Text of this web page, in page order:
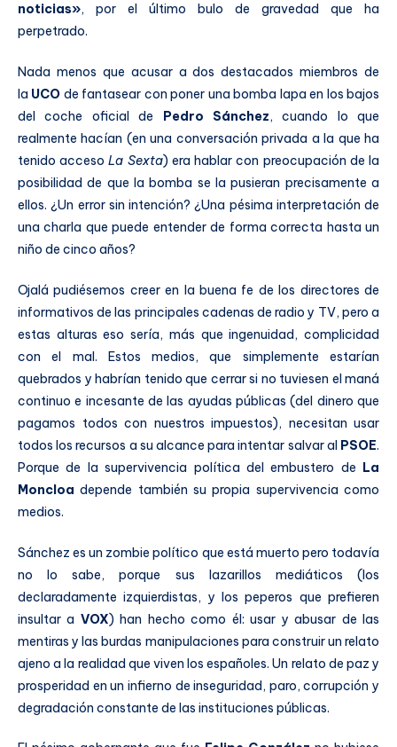
noticias», por el último bulo de gravedad que ha
perpetrado.
Nada menos que acusar a dos destacados miembros de
la UCO de fantasear con poner una bomba lapa en los bajos
del coche oficial de Pedro Sánchez, cuando lo que
realmente hacían (en una conversación privada a la que ha
tenido accesoLa Sexta) era hablar con preocupación de la
posibilidad de que la bomba se la pusieran precisamente a
ellos. ¿Un error sin intención? ¿Una pésima interpretación de
una charla que puede entender de forma correcta hasta un
niño de cinco años?
Ojalá pudiésemos creer en la buena fe de los directores de
informativos de las principales cadenas de radio y TV, pero a
estas alturas eso sería, más que ingenuidad, complicidad
con el mal. Estos medios, que simplemente estarían
quebrados y habrían tenido que cerrar si no tuviesen el maná
continuo e incesante de las ayudas públicas (del dinero que
pagamos todos con nuestros impuestos), necesitan usar
todos los recursos a su alcance para intentar salvar al PSOE.
Porque de la supervivencia política del embustero de La
Moncloa depende también su propia supervivencia como
medios.
Sánchez es un zombie político que está muerto pero todavía
no lo sabe, porque sus lazarillos mediáticos (los
declaradamente izquierdistas, y los peperos que prefieren
insultar a VOX) han hecho como él: usar y abusar de las
mentiras y las burdas manipulaciones para construir un relato
ajeno a la realidad que viven los españoles. Un relato de paz y
prosperidad en un infierno de inseguridad, paro, corrupción y
degradación constante de las instituciones públicas.